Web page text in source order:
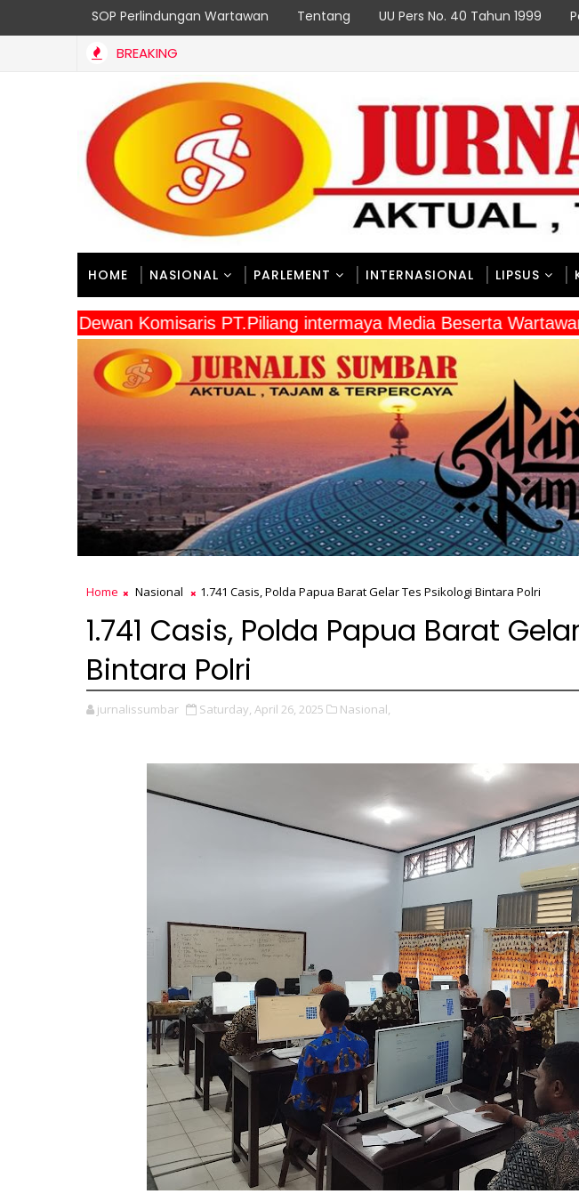
SOP Perlindungan Wartawan Tentang UU Pers No. 40 Tahun 1999
BREAKING
HOME NASIONAL PARLEMENT INTERNASIONAL LIPSUS
" Dewan Komisaris PT.Piliang intermaya Media Beserta
Home Nasional 1.741 Casis, Polda Papua Barat Gelar Tes Psikologi Bintara Polri
1.741 Casis, Polda Papua Barat
Bintara Polri
jurnalissumbar Saturday, April 26, 2025 Nasional,